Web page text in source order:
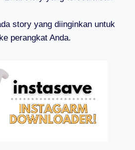
story yang diinginkan untuk
perangkat Anda.